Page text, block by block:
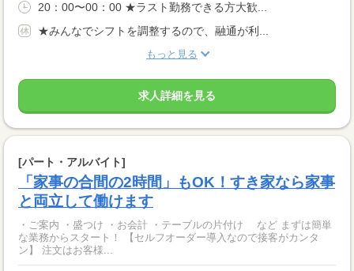
20：00〜00：00 ★ラスト勤務できる方大歓...
★みんなでシフトを調整するので、融通が利...
もっと見る
求人詳細を見る
[パート・アルバイト]
「家事の合間の2時間」もOK！すき家なら家事
と両立して働けます
・ご案内 ・盛つけ ・お会計 ・テーブルの片付け など まずは簡単
な業務からスタート！ 【セルフオーダー導入なので接客がカンタ
ン】 注文はお客様...